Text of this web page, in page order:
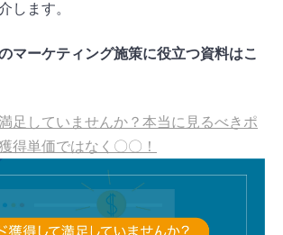
します。
マーケティング施策に役立つ資料はこ
足していませんか？本当に見るべきポ
得単価ではなく〇〇！